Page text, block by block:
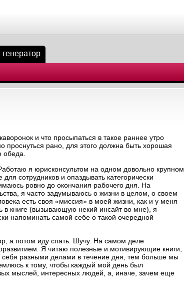
генератор
и что просыпаться в такое раннее утро
проснуться рано, для этого должна быть хорошая
обеда.
я юрисконсультом на одном довольно крупном
сотрудников и опаздывать категорически
ровно до окончания рабочего дня. На
я часто задумываюсь о жизни в целом, о своем
есть своя «миссия» в моей жизни, как и у меня
в книге (вызывающую некий инсайт во мне), я
напоминать самой себе о такой очередной
а потом иду спать. Шучу. На самом деле
Я читаю полезные и мотивирующие книги,
разными делами в течение дня, тем больше мы
к тому, чтобы каждый мой день был
мыслей, интересных людей, а, иначе, зачем еще